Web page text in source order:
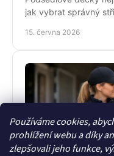
Používáme cookies,
prohlížení webu a díky
zlepšovali jeho funkce,
jak vybrat správný
15. června 2026